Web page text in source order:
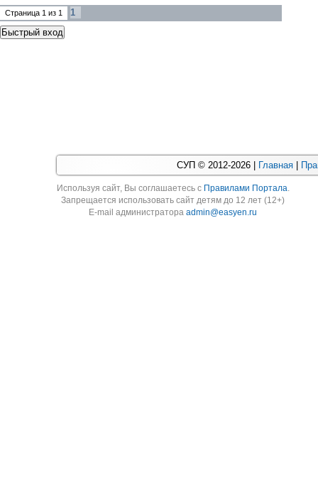
Страница 1 из 1 1
СУП © 2012-2026 | Главная
Используя cайт, Вы соглашаетесь с Правилами Портала.
Запрещается использовать сайт детям до 12 лет (12+)
E-mail администратораadmin@easyen.ru